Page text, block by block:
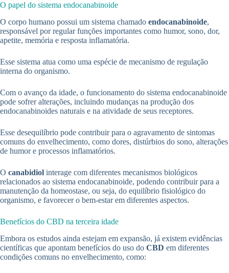
O papel do sistema endocanabinoide
O corpo humano possui um sistema chamado endocanabinoide,
responsável por regular funções importantes como humor, sono, dor,
apetite, memória e resposta inflamatória.
Esse sistema atua como uma espécie de mecanismo de regulação
interna do organismo.
Com o avanço da idade, o funcionamento do sistema endocanabinoide
pode sofrer alterações, incluindo mudanças na produção dos
endocanabinoides naturais e na atividade de seus receptores.
Esse desequilíbrio pode contribuir para o agravamento de sintomas
comuns do envelhecimento, como dores, distúrbios do sono, alterações
de humor e processos inflamatórios.
O canabidiol interage com diferentes mecanismos biológicos
relacionados ao sistema endocanabinoide, podendo contribuir para a
manutenção da homeostase, ou seja, do equilíbrio fisiológico do
organismo, e favorecer o bem-estar em diferentes aspectos.
Benefícios do CBD na terceira idade
Embora os estudos ainda estejam em expansão, já existem evidências
científicas que apontam benefícios do uso do CBD em diferentes
condições comuns no envelhecimento, como: